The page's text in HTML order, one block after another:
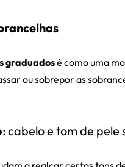
graduadosé como uma
ou sobrepor as
: cabelo e tom de